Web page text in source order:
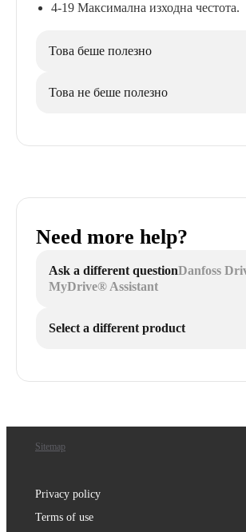
4-19 Максимална изходна честота.
Това беше полезно
Това не беше полезно
Need more help?
Ask a different questionDanfoss
MyDrive® Assistant
Select a different product
Sitemap
Privacy policy
Terms of use